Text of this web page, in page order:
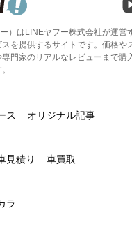
）はLINEヤフー株式会社が運営
を提供するサイトです。価格や
門家のリアルなレビューまで購
ス オリジナル記事
見積り 車買取
ラ